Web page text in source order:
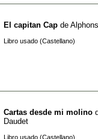
El capitan Cap de
Libro usado (Castellano)
Cartas desde mi molino
Daudet
Libro usado (Castellano)